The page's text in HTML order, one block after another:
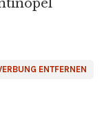
ENTFERNEN